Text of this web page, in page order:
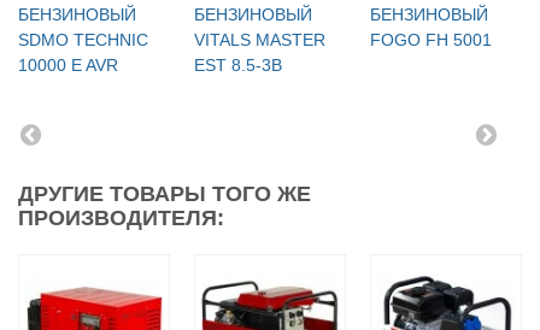
БЕНЗИНОВЫЙ
SDMO TECHNIC
10000 E AVR
БЕНЗИНОВЫЙ
VITALS MASTER
EST 8.5-3B
БЕНЗИНОВЫЙ
FOGO FH 5001
ДРУГИЕ ТОВАРЫ ТОГО ЖЕ
ПРОИЗВОДИТЕЛЯ: